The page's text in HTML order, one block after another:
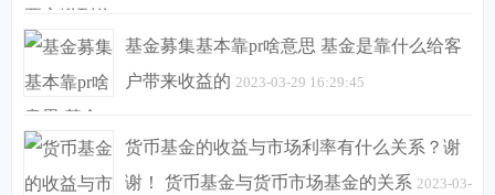
基金募集基本靠pr啥意思 基金是靠什么给客
户带来收益的 2023-03-29 16:29:45
货币基金的收益与市场利率有什么关系？谢
谢！ 货币基金与货币市场基金的关系 2023-03-